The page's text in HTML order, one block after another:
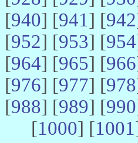
[940] [941] [942
[952] [953] [954
[964] [965] [966
[976] [977] [978
[988] [989] [990
[1000] [1001